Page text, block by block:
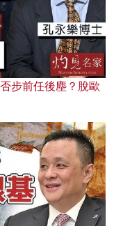
步前任後塵？脫歐